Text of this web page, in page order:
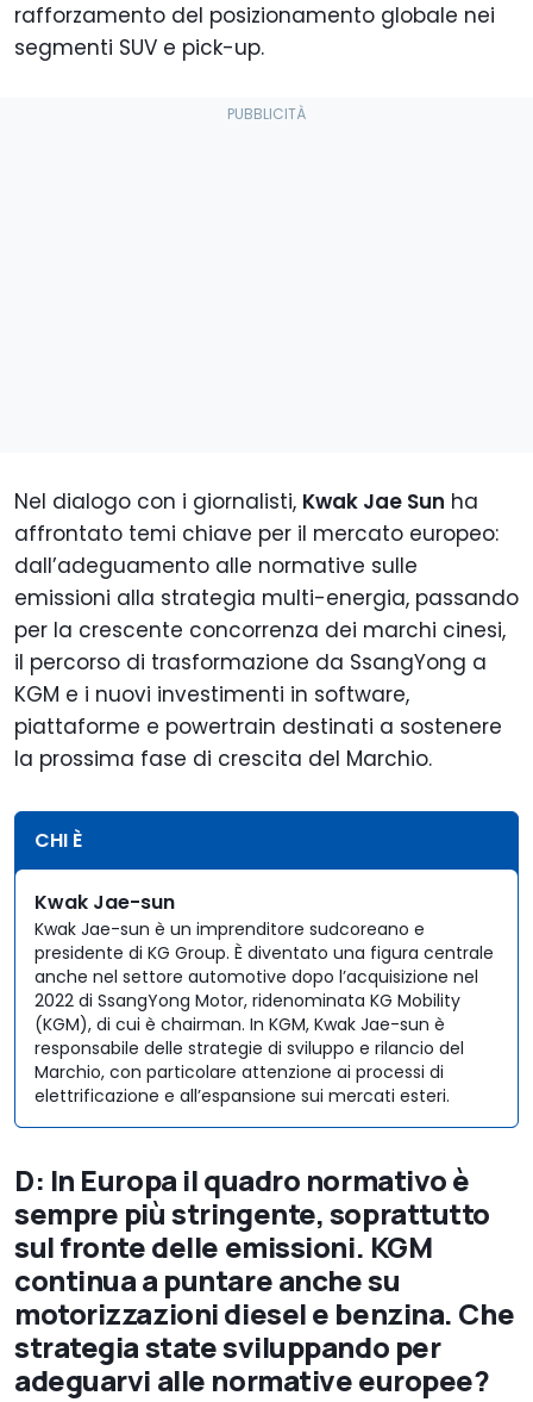
rafforzamento del posizionamento globale nei
segmenti SUV e pick-up.
Nel dialogo con i giornalisti, Kwak Jae Sun ha
affrontato temi chiave per il mercato europeo:
dall’adeguamento alle normative sulle
emissioni alla strategia multi-energia, passando
per la crescente concorrenza dei marchi cinesi,
il percorso di trasformazione da SsangYong a
KGM e i nuovi investimenti in software,
piattaforme e powertrain destinati a sostenere
la prossima fase di crescita del Marchio.
CHI È
Kwak Jae-sun
Kwak Jae-sun è un imprenditore sudcoreano e
presidente di KG Group. È diventato una figura centrale
anche nel settore automotive dopo l’acquisizione nel
2022 di SsangYong Motor, ridenominata KG Mobility
(KGM), di cui è chairman. In KGM, Kwak Jae-sun è
responsabile delle strategie di sviluppo e rilancio del
Marchio, con particolare attenzione ai processi di
elettrificazione e all’espansione sui mercati esteri.
D: In Europa il quadro normativo è
sempre più stringente, soprattutto
sul fronte delle emissioni. KGM
continua a puntare anche su
motorizzazioni diesel e benzina. Che
strategia state sviluppando per
adeguarvi alle normative europee?